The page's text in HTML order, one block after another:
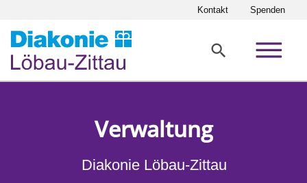
Kontakt Spenden
Verwaltung
Diakonie Löbau-Zittau